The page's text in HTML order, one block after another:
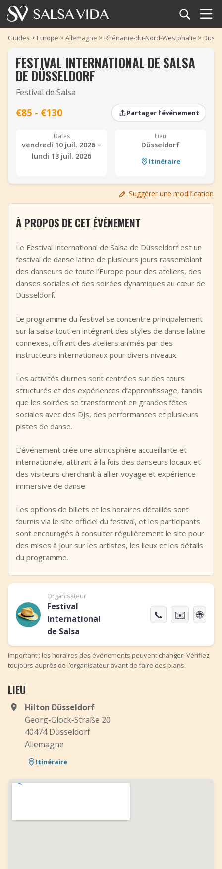
Accueil
Événements
Articles
Glossaire
Boutique
Guides > Europe > Allemagne > Rhénanie-du-Nord-Westphalie >
‹ ›
‹ ›
FESTIVAL INTERNATIONAL DE SALSA
DE DÜSSELDORF
Festival de Salsa
€85 - €130 Partager l’événement
Dates
vendredi 10 juil. 2026 –
lundi 13 juil. 2026
Lieu
Düsseldorf
Itinéraire
Suggérer une modification
À PROPOS DE CET ÉVÉNEMENT
Le Festival International de Salsa de Düsseldorf est un
festival de danse latine de plusieurs jours rassemblant
des danseurs de toute l’Europe pour des ateliers, des
danses sociales et des soirées dynamiques au cœur de
Düsseldorf.
Le programme du festival se concentre principalement
sur la salsa tout en intégrant des styles de danse latine
connexes, offrant des ateliers animés par des
instructeurs internationaux pour divers niveaux.
Les activités diurnes sont centrées sur des cours
structurés et des expériences d’apprentissage, tandis
que les soirées se transforment en grandes fêtes
sociales avec des DJs, des performances et plusieurs
pistes de danse.
L’événement crée une atmosphère accueillante et
internationale, attirant à la fois des danseurs locaux et
des visiteurs cherchant à allier voyage et expérience
immersive de danse.
Les options de billets et les horaires détaillés sont
fournis via le site officiel du festival, et les participants
sont encouragés à consulter régulièrement le site pour
des mises à jour sur les artistes, les lieux et les détails
du programme.
Organisateur
Festival
International
de Salsa
📞 ✉️ 🌐
Important : les horaires des événements peuvent changer. Vérifiez
toujours auprès de l’organisateur avant de faire des plans.
LIEU
Hilton Düsseldorf
Georg-Glock-Straße 20
40474 Düsseldorf
Allemagne
Itinéraire